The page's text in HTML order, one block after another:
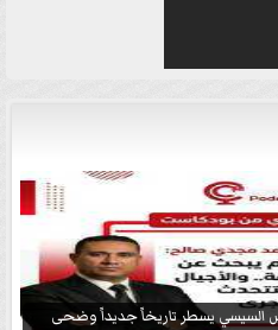
السيسي يسطر تاريخاً جديداً وضحى